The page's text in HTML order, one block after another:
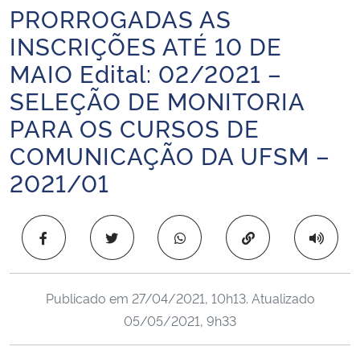
Ministério da Agricultura, Pecuária e Abastecimento
Ministério da Educação
Ministério da Cidadania
Ministério da Saúde
Ministério da Ciência, Tecnologia, Inovações e Comunicações
Início do conteúdo
PRORROGADAS AS
INSCRIÇÕES ATÉ 10 DE
MAIO Edital: 02/2021 –
SELEÇÃO DE MONITORIA
PARA OS CURSOS DE
COMUNICAÇÃO DA UFSM –
2021/01
Copiar para área
Publicado em 27/04/2021, 10h13. Atualizado
05/05/2021, 9h33